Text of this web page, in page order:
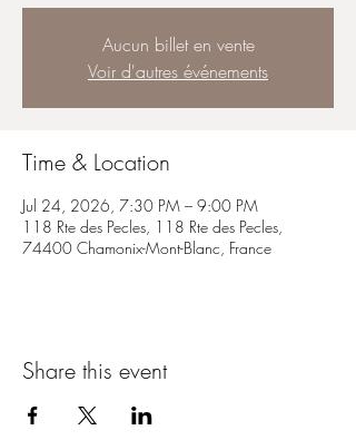
Aucun billet en vente
Voir d'autres événements
Time & Location
Jul 24, 2026, 7:30 PM – 9:00 PM
118 Rte des Pecles, 118 Rte des Pecles,
74400 Chamonix-Mont-Blanc, France
Share this event